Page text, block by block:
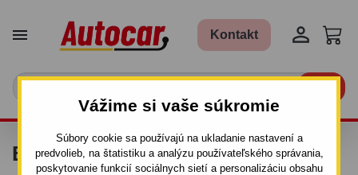
Vážime si vaše súkromie
Súbory cookie sa používajú na ukladanie nastavení a
predvolieb, na štatistiku a analýzu používateľského správania,
poskytovanie funkcií sociálnych sietí a personalizáciu obsahu
 Kontakt 
BLOG AUTOCAR